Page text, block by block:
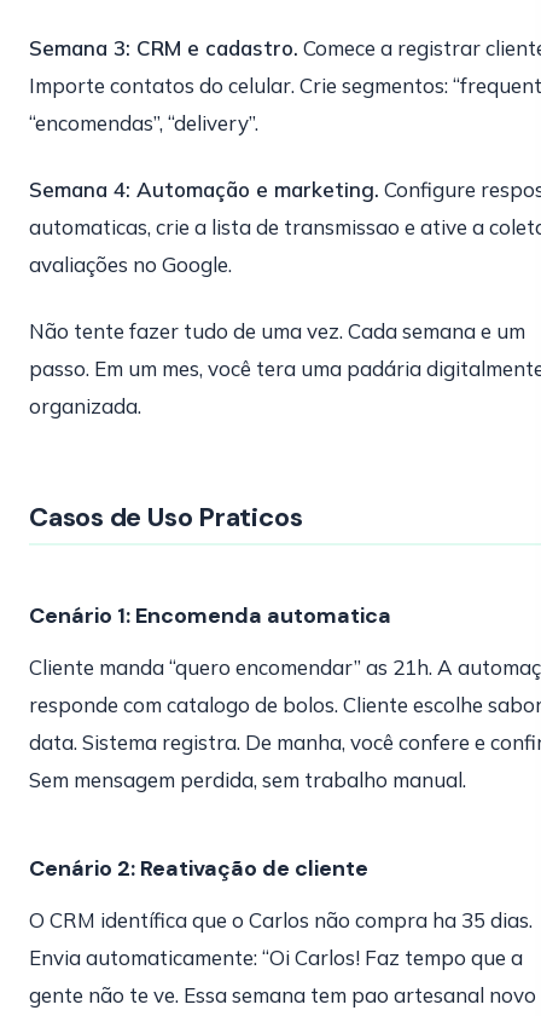
Semana 3: CRM e cadastro. Comece a registrar
Importe contatos do celular. Crie segmentos:
“encomendas”, “delivery”.
Semana 4: Automação e marketing. Configure
automaticas, crie a lista de transmissao e ative a
avaliações no Google.
Não tente fazer tudo de uma vez. Cada semana e um
passo. Em um mes, você tera uma padária
organizada.
Casos de Uso Praticos
Cenário 1: Encomenda automatica
Cliente manda “quero encomendar” as 21h. A
responde com catalogo de bolos. Cliente escolhe
data. Sistema registra. De manha, você confere e
Sem mensagem perdida, sem trabalho manual.
Cenário 2: Reativação de cliente
O CRM identífica que o Carlos não compra ha 35 dias.
Envia automaticamente: “Oi Carlos! Faz tempo que a
gente não te ve. Essa semana tem pao artesanal novo